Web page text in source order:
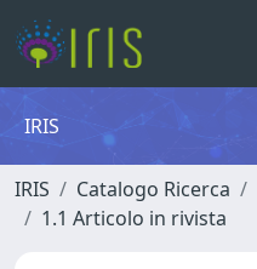
IRIS
IRIS Catalogo Ricerca
1.1 Articolo in rivista